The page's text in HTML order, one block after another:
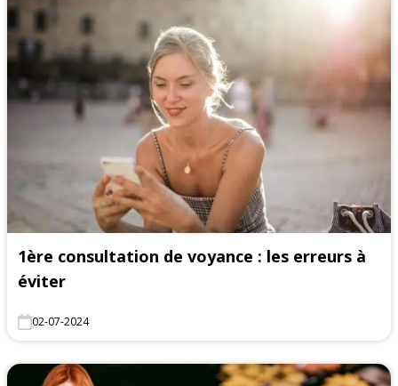
1ère consultation de voyance : les erreurs à
éviter
02-07-2024